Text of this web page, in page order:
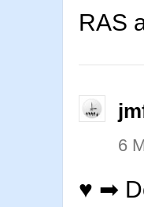
RAS
6
♥ ➡